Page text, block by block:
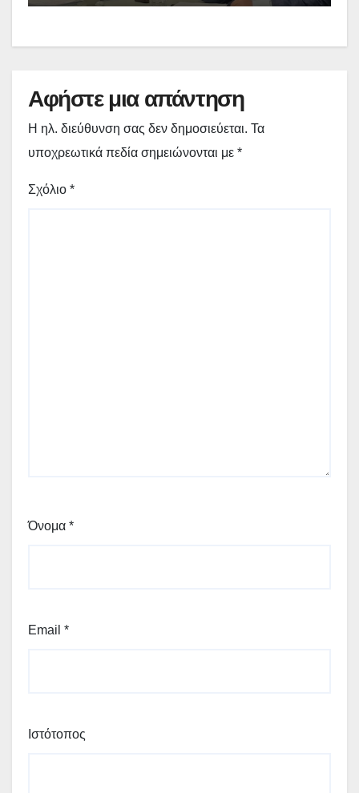
γίνεται πράξη με εξασφαλισμένη
Αφήστε μια απάντηση
Η ηλ. διεύθυνση σας δεν δημοσιεύεται. Τα
υποχρεωτικά πεδία σημειώνονται με *
Σχόλιο *
Όνομα *
Email *
Ιστότοπος